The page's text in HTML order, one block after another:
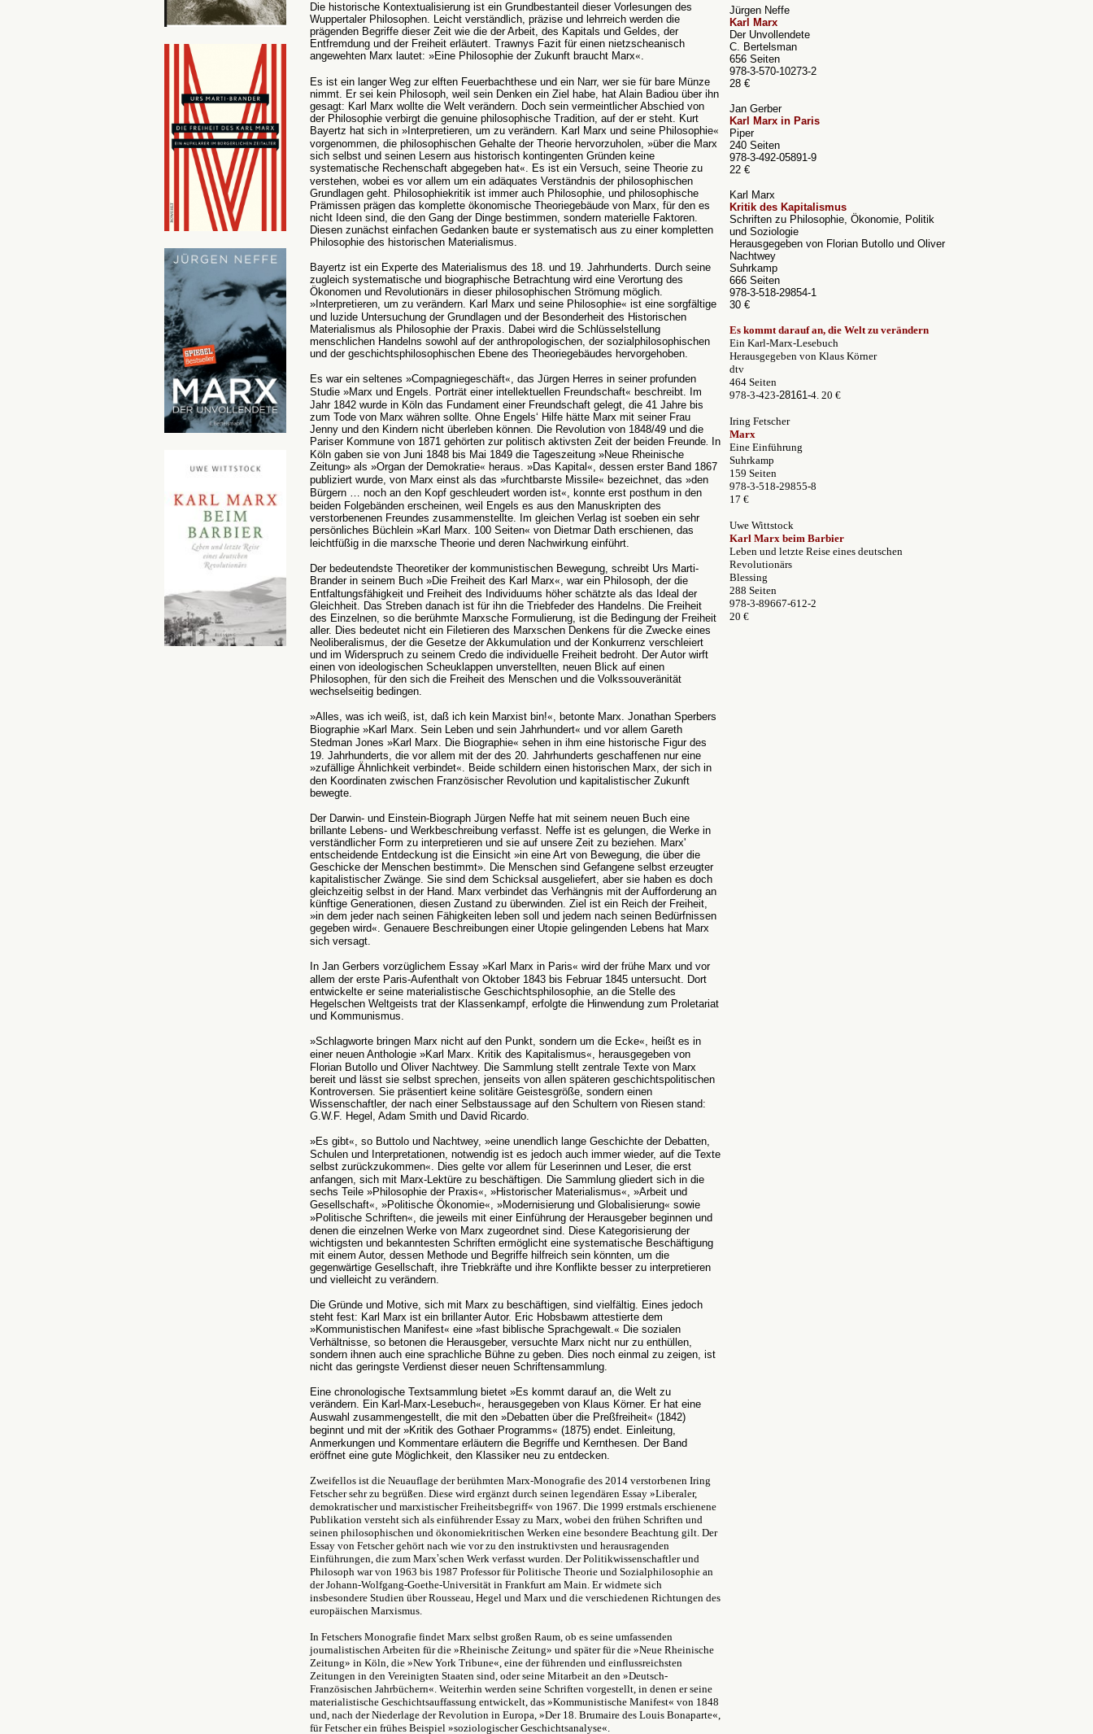
Die historische Kontextualisierung ist ein Grundbestanteil dieser Vorlesungen des
Wuppertaler Philosophen. Leicht verständlich, präzise und lehrreich werden die
prägenden Begriffe dieser Zeit wie die der Arbeit, des Kapitals und Geldes, der
Entfremdung und der Freiheit erläutert. Trawnys Fazit für einen nietzscheanisch
angewehten Marx lautet: »Eine Philosophie der Zukunft braucht Marx«.
Es ist ein langer Weg zur elften Feuerbachthese und ein Narr, wer sie für bare Münze
nimmt. Er sei kein Philosoph, weil sein Denken ein Ziel habe, hat Alain Badiou über ihn
gesagt: Karl Marx wollte die Welt verändern. Doch sein vermeintlicher Abschied von
der Philosophie verbirgt die genuine philosophische Tradition, auf der er steht. Kurt
Bayertz hat sich in »Interpretieren, um zu verändern. Karl Marx und seine Philosophie«
vorgenommen, die philosophischen Gehalte der Theorie hervorzuholen, »über die Marx
sich selbst und seinen Lesern aus historisch kontingenten Gründen keine
systematische Rechenschaft abgegeben hat«. Es ist ein Versuch, seine Theorie zu
verstehen, wobei es vor allem um ein adäquates Verständnis der philosophischen
Grundlagen geht. Philosophiekritik ist immer auch Philosophie, und philosophische
Prämissen prägen das komplette ökonomische Theoriegebäude von Marx, für den es
nicht Ideen sind, die den Gang der Dinge bestimmen, sondern materielle Faktoren.
Diesen zunächst einfachen Gedanken baute er systematisch aus zu einer kompletten
Philosophie des historischen Materialismus.
Bayertz ist ein Experte des Materialismus des 18. und 19. Jahrhunderts. Durch seine
zugleich systematische und biographische Betrachtung wird eine Verortung des
Ökonomen und Revolutionärs in dieser philosophischen Strömung möglich.
»Interpretieren, um zu verändern. Karl Marx und seine Philosophie« ist eine sorgfältige
und luzide Untersuchung der Grundlagen und der Besonderheit des Historischen
Materialismus als Philosophie der Praxis. Dabei wird die Schlüsselstellung
menschlichen Handelns sowohl auf der anthropologischen, der sozialphilosophischen
und der geschichtsphilosophischen Ebene des Theoriegebäudes hervorgehoben.
Es war ein seltenes »Compagniegeschäft«, das Jürgen Herres in seiner profunden
Studie »Marx und Engels. Porträt einer intellektuellen Freundschaft« beschreibt. Im
Jahr 1842 wurde in Köln das Fundament einer Freundschaft gelegt, die 41 Jahre bis
zum Tode von Marx währen sollte. Ohne Engels‘ Hilfe hätte Marx mit seiner Frau
Jenny und den Kindern nicht überleben können. Die Revolution von 1848/49 und die
Pariser Kommune von 1871 gehörten zur politisch aktivsten Zeit der beiden Freunde. In
Köln gaben sie von Juni 1848 bis Mai 1849 die Tageszeitung »Neue Rheinische
Zeitung» als »Organ der Demokratie« heraus. »Das Kapital«, dessen erster Band 1867
publiziert wurde, von Marx einst als das »furchtbarste Missile« bezeichnet, das »den
Bürgern … noch an den Kopf geschleudert worden ist«, konnte erst posthum in den
beiden Folgebänden erscheinen, weil Engels es aus den Manuskripten des
verstorbenenen Freundes zusammenstellte. Im gleichen Verlag ist soeben ein sehr
persönliches Büchlein »Karl Marx. 100 Seiten« von Dietmar Dath erschienen, das
leichtfüßig in die marxsche Theorie und deren Nachwirkung einführt.
Der bedeutendste Theoretiker der kommunistischen Bewegung, schreibt Urs Marti-
Brander in seinem Buch »Die Freiheit des Karl Marx«, war ein Philosoph, der die
Entfaltungsfähigkeit und Freiheit des Individuums höher schätzte als das Ideal der
Gleichheit. Das Streben danach ist für ihn die Triebfeder des Handelns. Die Freiheit
des Einzelnen, so die berühmte Marxsche Formulierung, ist die Bedingung der Freiheit
aller. Dies bedeutet nicht ein Filetieren des Marxschen Denkens für die Zwecke eines
Neoliberalismus, der die Gesetze der Akkumulation und der Konkurrenz verschleiert
und im Widerspruch zu seinem Credo die individuelle Freiheit bedroht. Der Autor wirft
einen von ideologischen Scheuklappen unverstellten, neuen Blick auf einen
Philosophen, für den sich die Freiheit des Menschen und die Volkssouveränität
wechselseitig bedingen.
»Alles, was ich weiß, ist, daß ich kein Marxist bin!«, betonte Marx. Jonathan Sperbers
Biographie »Karl Marx. Sein Leben und sein Jahrhundert« und vor allem Gareth
Stedman Jones »Karl Marx. Die Biographie« sehen in ihm eine historische Figur des
19. Jahrhunderts, die vor allem mit der des 20. Jahrhunderts geschaffenen nur eine
»zufällige Ähnlichkeit verbindet«. Beide schildern einen historischen Marx, der sich in
den Koordinaten zwischen Französischer Revolution und kapitalistischer Zukunft
bewegte.
Der Darwin- und Einstein-Biograph Jürgen Neffe hat mit seinem neuen Buch eine
brillante Lebens- und Werkbeschreibung verfasst. Neffe ist es gelungen, die Werke in
verständlicher Form zu interpretieren und sie auf unsere Zeit zu beziehen. Marx'
entscheidende Entdeckung ist die Einsicht »in eine Art von Bewegung, die über die
Geschicke der Menschen bestimmt». Die Menschen sind Gefangene selbst erzeugter
kapitalistischer Zwänge. Sie sind dem Schicksal ausgeliefert, aber sie haben es doch
gleichzeitig selbst in der Hand. Marx verbindet das Verhängnis mit der Aufforderung an
künftige Generationen, diesen Zustand zu überwinden. Ziel ist ein Reich der Freiheit,
»in dem jeder nach seinen Fähigkeiten leben soll und jedem nach seinen Bedürfnissen
gegeben wird«. Genauere Beschreibungen einer Utopie gelingenden Lebens hat Marx
sich versagt.
In Jan Gerbers vorzüglichem Essay »Karl Marx in Paris« wird der frühe Marx und vor
allem der erste Paris-Aufenthalt von Oktober 1843 bis Februar 1845 untersucht. Dort
entwickelte er seine materialistische Geschichtsphilosophie, an die Stelle des
Hegelschen Weltgeists trat der Klassenkampf, erfolgte die Hinwendung zum Proletariat
und Kommunismus.
»Schlagworte bringen Marx nicht auf den Punkt, sondern um die Ecke«, heißt es in
einer neuen Anthologie »Karl Marx. Kritik des Kapitalismus«, herausgegeben von
Florian Butollo und Oliver Nachtwey. Die Sammlung stellt zentrale Texte von Marx
bereit und lässt sie selbst sprechen, jenseits von allen späteren geschichtspolitischen
Kontroversen. Sie präsentiert keine solitäre Geistesgröße, sondern einen
Wissenschaftler, der nach einer Selbstaussage auf den Schultern von Riesen stand:
G.W.F. Hegel, Adam Smith und David Ricardo.
»Es gibt«, so Buttolo und Nachtwey, »eine unendlich lange Geschichte der Debatten,
Schulen und Interpretationen, notwendig ist es jedoch auch immer wieder, auf die Texte
selbst zurückzukommen«. Dies gelte vor allem für Leserinnen und Leser, die erst
anfangen, sich mit Marx-Lektüre zu beschäftigen. Die Sammlung gliedert sich in die
sechs Teile »Philosophie der Praxis«, »Historischer Materialismus«, »Arbeit und
Gesellschaft«, »Politische Ökonomie«, »Modernisierung und Globalisierung« sowie
»Politische Schriften«, die jeweils mit einer Einführung der Herausgeber beginnen und
denen die einzelnen Werke von Marx zugeordnet sind. Diese Kategorisierung der
wichtigsten und bekanntesten Schriften ermöglicht eine systematische Beschäftigung
mit einem Autor, dessen Methode und Begriffe hilfreich sein könnten, um die
gegenwärtige Gesellschaft, ihre Triebkräfte und ihre Konflikte besser zu interpretieren
und vielleicht zu verändern.
Die Gründe und Motive, sich mit Marx zu beschäftigen, sind vielfältig. Eines jedoch
steht fest: Karl Marx ist ein brillanter Autor. Eric Hobsbawm attestierte dem
»Kommunistischen Manifest« eine »fast biblische Sprachgewalt.« Die sozialen
Verhältnisse, so betonen die Herausgeber, versuchte Marx nicht nur zu enthüllen,
sondern ihnen auch eine sprachliche Bühne zu geben. Dies noch einmal zu zeigen, ist
nicht das geringste Verdienst dieser neuen Schriftensammlung.
Eine chronologische Textsammlung bietet »Es kommt darauf an, die Welt zu
verändern. Ein Karl-Marx-Lesebuch«, herausgegeben von Klaus Körner. Er hat eine
Auswahl zusammengestellt, die mit den »Debatten über die Preßfreiheit« (1842)
beginnt und mit der »Kritik des Gothaer Programms« (1875) endet. Einleitung,
Anmerkungen und Kommentare erläutern die Begriffe und Kernthesen. Der Band
eröffnet eine gute Möglichkeit, den Klassiker neu zu entdecken.
Zweifellos ist die Neuauflage der berühmten Marx-Monografie des 2014 verstorbenen Iring
Fetscher sehr zu begrüßen. Diese wird ergänzt durch seinen legendären Essay »Liberaler,
demokratischer und marxistischer Freiheitsbegriff« von 1967. Die 1999 erstmals erschienene
Publikation versteht sich als einführender Essay zu Marx, wobei den frühen Schriften und
seinen philosophischen und ökonomiekritischen Werken eine besondere Beachtung gilt. Der
Essay von Fetscher gehört nach wie vor zu den instruktivsten und herausragenden
Einführungen, die zum Marxʼschen Werk verfasst wurden. Der Politikwissenschaftler und
Philosoph war von 1963 bis 1987 Professor für Politische Theorie und Sozialphilosophie an
der Johann-Wolfgang-Goethe-Universität in Frankfurt am Main. Er widmete sich
insbesondere Studien über Rousseau, Hegel und Marx und die verschiedenen Richtungen des
europäischen Marxismus.
In Fetschers Monografie findet Marx selbst großen Raum, ob es seine umfassenden
journalistischen Arbeiten für die »Rheinische Zeitung» und später für die »Neue Rheinische
Zeitung» in Köln, die »New York Tribune«, eine der führenden und einflussreichsten
Zeitungen in den Vereinigten Staaten sind, oder seine Mitarbeit an den »Deutsch-
Französischen Jahrbüchern«. Weiterhin werden seine Schriften vorgestellt, in denen er seine
materialistische Geschichtsauffassung entwickelt, das »Kommunistische Manifest« von 1848
und, nach der Niederlage der Revolution in Europa, »Der 18. Brumaire des Louis Bonaparte«,
für Fetscher ein frühes Beispiel »soziologischer Geschichtsanalyse«.
Jürgen Neffe
Karl Marx
Der Unvollendete
C. Bertelsman
656 Seiten
978-3-570-10273-2
28 €
Jan Gerber
Karl Marx in Paris
Piper
240 Seiten
978-3-492-05891-9
22 €
Karl Marx
Kritik des Kapitalismus
Schriften zu Philosophie, Ökonomie, Politik
und Soziologie
Herausgegeben von Florian Butollo und Oliver
Nachtwey
Suhrkamp
666 Seiten
978-3-518-29854-1
30 €
Es kommt darauf an, die Welt zu verändern
Ein Karl-Marx-Lesebuch
Herausgegeben von Klaus Körner
dtv
464 Seiten
978-3-423-28161-4. 20 €
Iring Fetscher
Marx
Eine Einführung
Suhrkamp
159 Seiten
978-3-518-29855-8
17 €
Uwe Wittstock
Karl Marx beim Barbier
Leben und letzte Reise eines deutschen
Revolutionärs
Blessing
288 Seiten
978-3-89667-612-2
20 €